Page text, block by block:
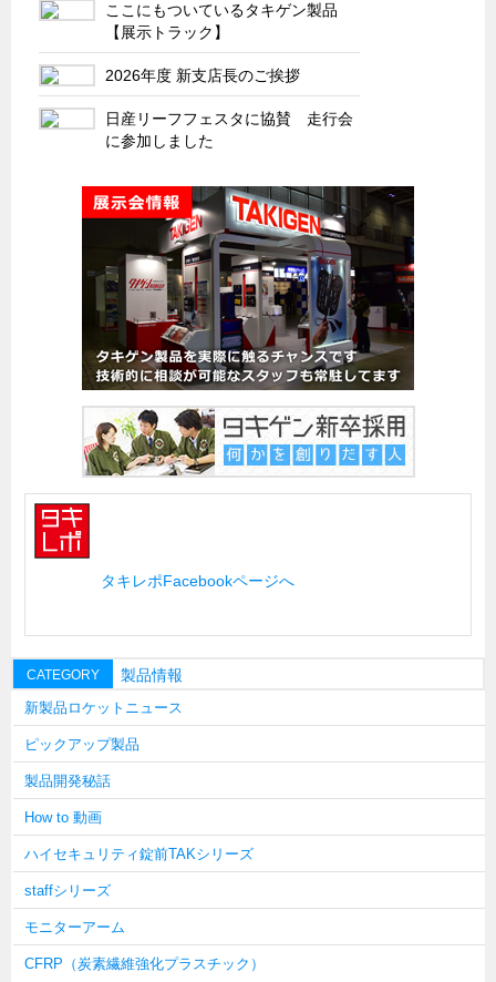
営業、丸ごとフカボリ
新製品開発最前線
Before After
隠れた名品
PICK UP NEWS
ポンチ絵の基礎と描き方
図面の見方・書き方
キャビネット工業会規格「CA300」集中講義
ズバッとお悩み解決 テクニカル Q and A
瀧源点回帰
光る技術！未来へのモノづくり
ちょっとユニークなお客様
ビジサスニュース
ECOLOGY NEWS SCRAMBLE
ニッポン再発見
あれこれWATCH
こんなとき、どう言うの?
４コマ漫画 のんきなのんちゃん
お知らせ
展示会情報／出展告知
展示会情報／報告レポート
工場見学
海外出張
ここにもついているタキゲン製品
【展示トラック】
2026年度 新支店長のご挨拶
日産リーフフェスタに協賛 走行会
に参加しました
タキレポFacebookページへ
CATEGORY 製品情報
新製品ロケットニュース
ピックアップ製品
製品開発秘話
How to 動画
ハイセキュリティ錠前TAKシリーズ
staffシリーズ
モニターアーム
CFRP（炭素繊維強化プラスチック）